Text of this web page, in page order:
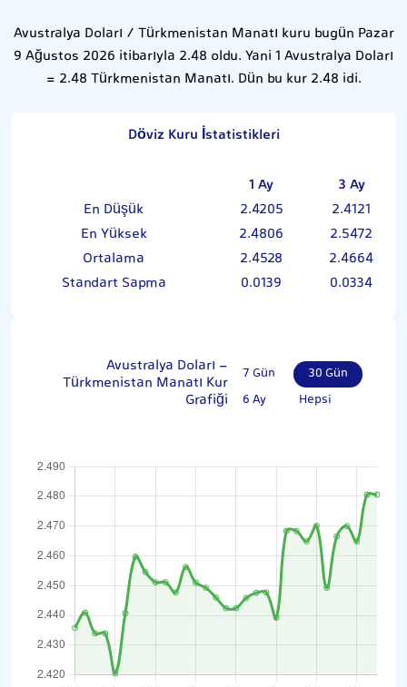
Avustralya Doları / Türkmenistan Manatı kuru bugün Pazar
9 Ağustos 2026 itibarıyla 2.48 oldu. Yani 1 Avustralya Doları
= 2.48 Türkmenistan Manatı. Dün bu kur 2.48 idi.
Döviz Kuru İstatistikleri
1 Ay
3 Ay
En Düşük
2.4205
2.4121
En Yüksek
2.4806
2.5472
Ortalama
2.4528
2.4664
Standart Sapma
0.0139 0.0334
Avustralya Doları -
Türkmenistan Manatı Kur
Grafiği
7 Gün
30 Gün
6 Ay
Hepsi